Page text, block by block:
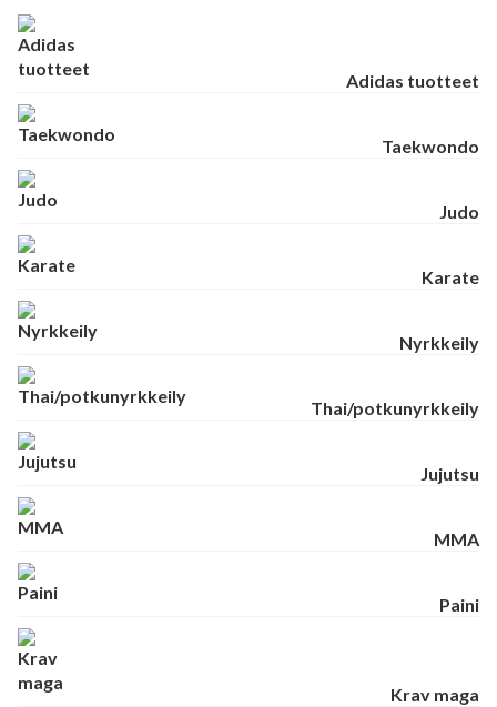
Adidas tuotteet
Taekwondo
Judo
Karate
Nyrkkeily
Thai/potkunyrkkeily
Jujutsu
MMA
Paini
Krav maga